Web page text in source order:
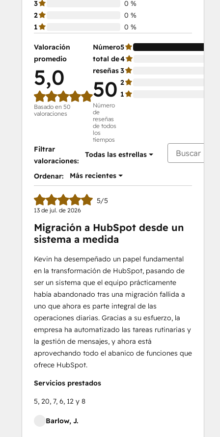
3
0 %
2
0 %
1
0 %
Valoración
promedio
5,0
Basado en 50
valoraciones
Número
total de
reseñas
50
Número
de
reseñas
de todos
los
tiempos
5
4
3
2
1
Filtrar
valoraciones:
Todas las estrellas
Ordenar: Más recientes
5/5
13 de jul. de 2026
Migración a HubSpot desde un
sistema a medida
Kevin ha desempeñado un papel fundamental
en la transformación de HubSpot, pasando de
ser un sistema que el equipo prácticamente
había abandonado tras una migración fallida a
uno que ahora es parte integral de las
operaciones diarias. Gracias a su esfuerzo, la
empresa ha automatizado las tareas rutinarias y
la gestión de mensajes, y ahora está
aprovechando todo el abanico de funciones que
ofrece HubSpot.
Servicios prestados
5, 20, 7, 6, 12 y 8
Barlow, J.